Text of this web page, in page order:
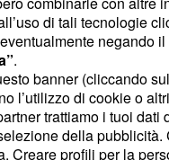
di tali tecnologie
negando
.
banner (cliccando
l’utilizzo di cookie o
trattiamo i tuoi
della
Creare profili per la